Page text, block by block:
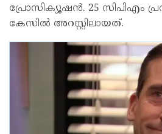
പ്രോസിക്യൂഷന്‍. 25 സിപിഎം
കേസില്‍ അറസ്റ്റിലായത്.